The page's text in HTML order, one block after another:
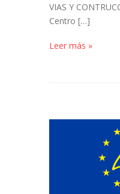
VIAS Y
Centro […]
Leer más »